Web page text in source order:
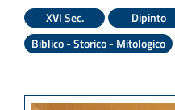
XVI Sec.
Dipinto
Biblico - Storico - Mitologico